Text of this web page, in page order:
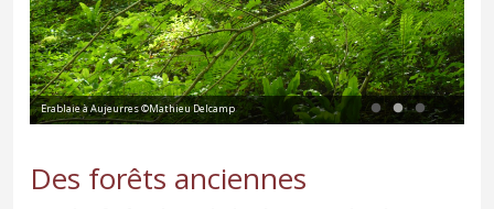
Erablaie à Aujeurres ©Mathieu Delcamp
Des forêts anciennes